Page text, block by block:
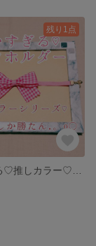
残り1点